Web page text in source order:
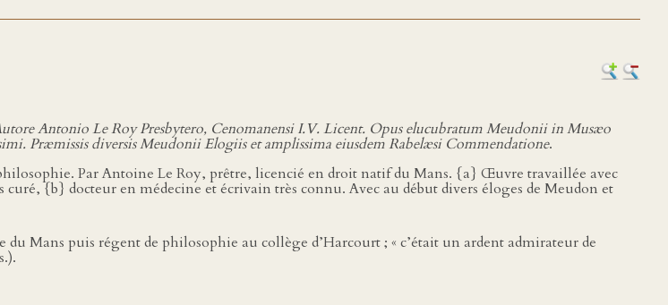
Antonio Le Roy Presbytero, Cenomanensi I.V. Licent. Opus elucubratum Meudonii in Musæo
Præmissis diversis Meudonii Elogiis et amplissima eiusdem Rabelæsi Commendatione.
Par Antoine Le Roy, prêtre, licencié en droit natif du Mans. {a} Œuvre travaillée avec
{b} docteur en médecine et écrivain très connu. Avec au début divers éloges de Meudon et
du Mans puis régent de philosophie au collège d’Harcourt ; « c’était un ardent admirateur de
s.).